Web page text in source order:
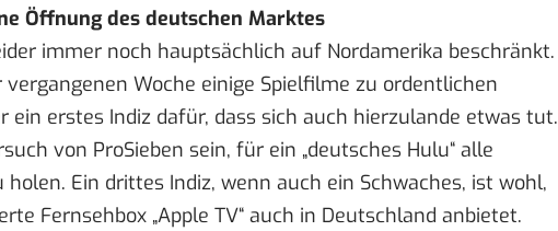
Öffnung des deutschen Marktes
immer noch hauptsächlich auf Nordamerika beschränkt.
Woche einige Spielfilme zu ordentlichen
ein erstes Indiz dafür, dass sich auch hierzulande etwas tut.
von ProSieben sein, für ein „deutsches Hulu“ alle
holen. Ein drittes Indiz, wenn auch ein Schwaches, ist wohl,
Fernsehbox „Apple TV“ auch in Deutschland anbietet.